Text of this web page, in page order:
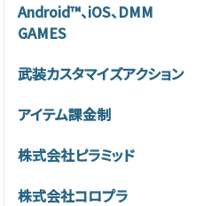
Android™、iOS、DMM
GAMES
武装カスタマイズアクション
アイテム課金制
株式会社ピラミッド
株式会社コロプラ